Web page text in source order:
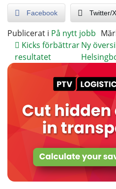
Facebook Twitter/X
Publicerat i På nytt jobb
Kicks förbättrar
resultatet
Ny